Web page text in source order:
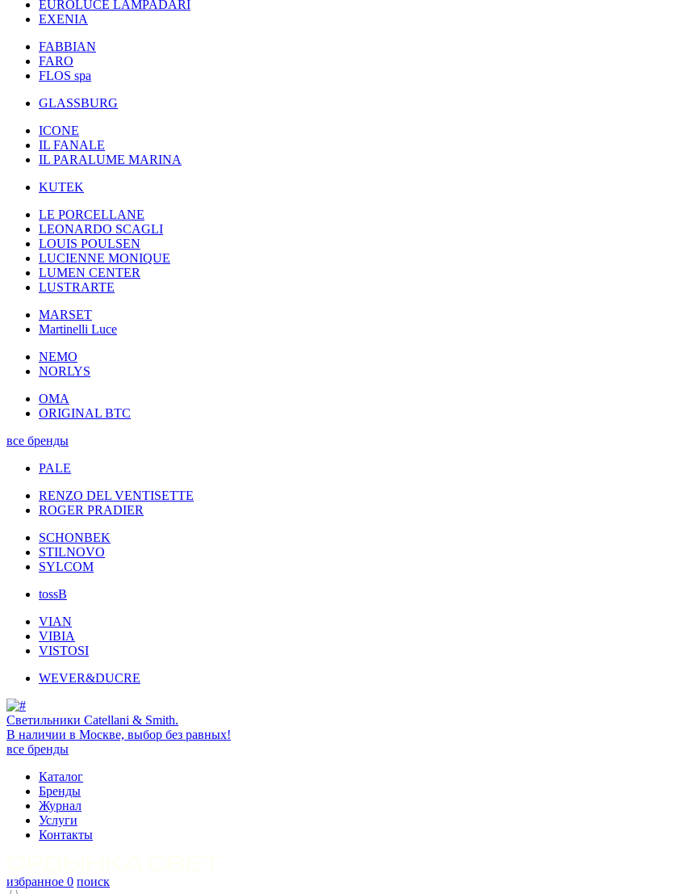
EUROLUCE LAMPADARI
EXENIA
FABBIAN
FARO
FLOS spa
GLASSBURG
ICONE
IL FANALE
IL PARALUME MARINA
KUTEK
LE PORCELLANE
LEONARDO SCAGLI
LOUIS POULSEN
LUCIENNE MONIQUE
LUMEN CENTER
LUSTRARTE
MARSET
Martinelli Luce
NEMO
NORLYS
OMA
ORIGINAL BTC
все бренды
PALE
RENZO DEL VENTISETTE
ROGER PRADIER
SCHONBEK
STILNOVO
SYLCOM
tossB
VIAN
VIBIA
VISTOSI
WEVER&DUCRE
Светильники Catellani & Smith.
В наличии в Москве, выбор без равных!
все бренды
Каталог
Бренды
Журнал
Услуги
Контакты
избранное 0 поиск